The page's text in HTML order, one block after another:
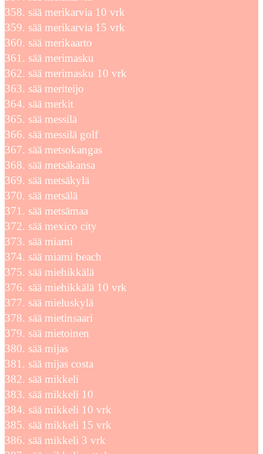
sää merikarvia 10 vrk
sää merikarvia 15 vrk
sää merikaarto
sää merimasku
sää merimasku 10 vrk
sää meriteijo
sää merkit
sää messilä
sää messilä golf
sää metsokangas
sää metsäkansa
sää metsäkylä
sää metsälä
sää metsämaa
sää mexico city
sää miami
sää miami beach
sää miehikkälä
sää miehikkälä 10 vrk
sää mieluskylä
sää mietinsaari
sää mietoinen
sää mijas
sää mijas costa
sää mikkeli
sää mikkeli 10
sää mikkeli 10 vrk
sää mikkeli 15 vrk
sää mikkeli 3 vrk